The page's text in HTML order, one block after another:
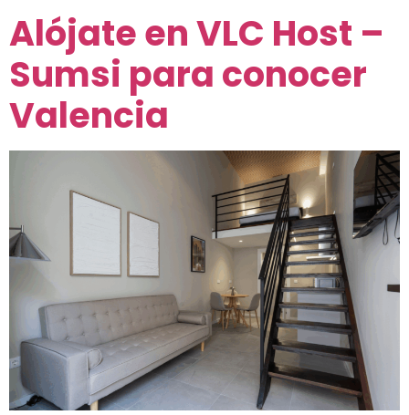
Alójate en VLC Host –
Sumsi para conocer
Valencia